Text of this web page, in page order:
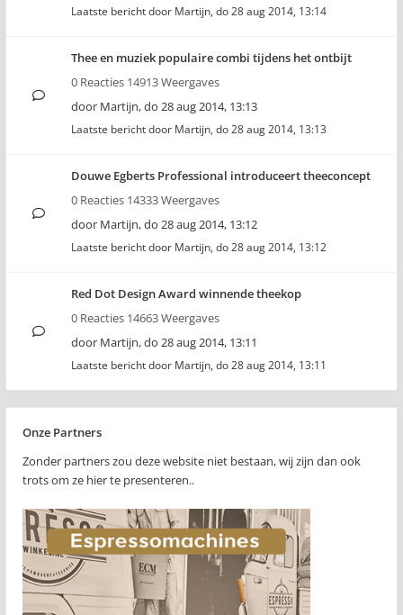
Laatste bericht door Martijn, do 28 aug 2014, 13:14
Thee en muziek populaire combi tijdens het ontbijt
0 Reacties 14913 Weergaves
door Martijn,do 28 aug 2014, 13:13
Laatste bericht door Martijn, do 28 aug 2014, 13:13
Douwe Egberts Professional introduceert theeconcept
0 Reacties 14333 Weergaves
door Martijn,do 28 aug 2014, 13:12
Laatste bericht door Martijn, do 28 aug 2014, 13:12
Red Dot Design Award winnende theekop
0 Reacties 14663 Weergaves
door Martijn,do 28 aug 2014, 13:11
Laatste bericht door Martijn, do 28 aug 2014, 13:11
Onze Partners
Zonder partners zou deze website niet bestaan, wij zijn dan ook
trots om ze hier te presenteren..